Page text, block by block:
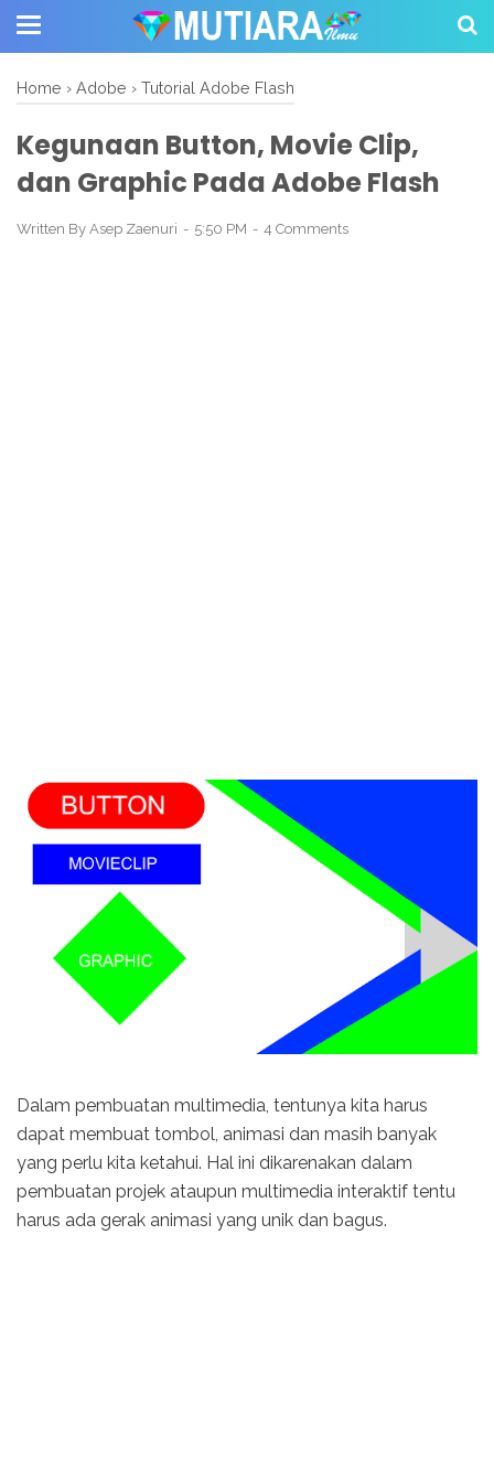
Home › Adobe › Tutorial Adobe Flash
Kegunaan Button, Movie Clip,
dan Graphic Pada Adobe Flash
Written By Asep Zaenuri 5:50 PM 4 Comments
Dalam pembuatan multimedia, tentunya kita harus
dapat membuat tombol, animasi dan masih banyak
yang perlu kita ketahui. Hal ini dikarenakan dalam
pembuatan projek ataupun multimedia interaktif tentu
harus ada gerak animasi yang unik dan bagus.